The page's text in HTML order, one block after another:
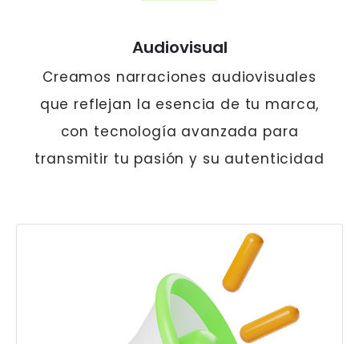
Audiovisual
Creamos narraciones audiovisuales
que reflejan la esencia de tu marca,
con tecnología avanzada para
transmitir tu pasión y su autenticidad